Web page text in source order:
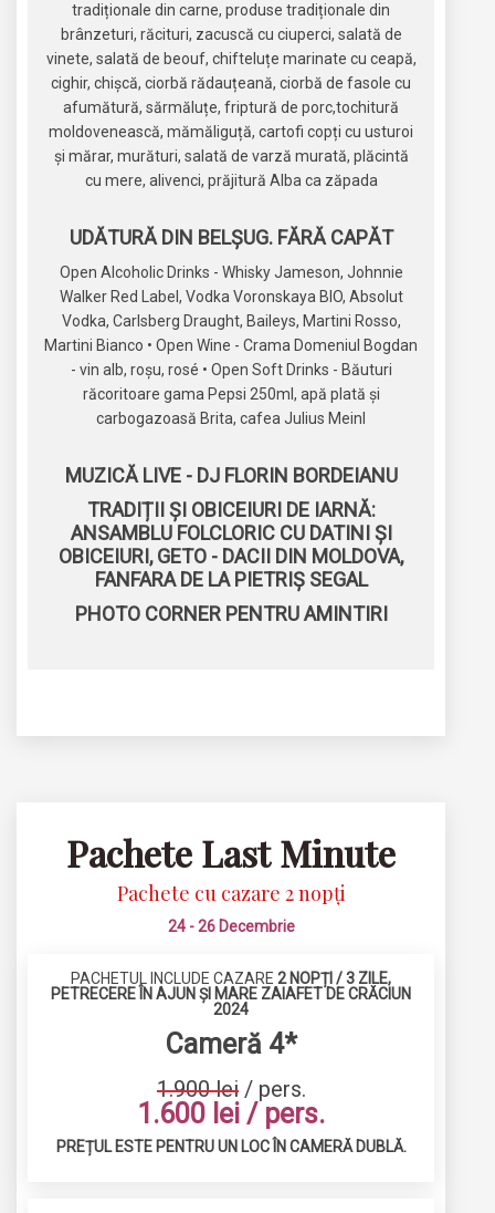
tradiționale din carne, produse tradiționale din
brânzeturi, răcituri, zacuscă cu ciuperci, salată de
vinete, salată de beouf, chifteluțe marinate cu ceapă,
cighir, chișcă, ciorbă rădauțeană, ciorbă de fasole cu
afumătură, sărmăluțe, friptură de porc,tochitură
moldovenească, mămăliguță, cartofi copți cu usturoi
și mărar, murături, salată de varză murată, plăcintă
cu mere, alivenci, prăjitură Alba ca zăpada
UDĂTURĂ DIN BELȘUG. FĂRĂ CAPĂT
Open Alcoholic Drinks - Whisky Jameson, Johnnie
Walker Red Label, Vodka Voronskaya BIO, Absolut
Vodka, Carlsberg Draught, Baileys, Martini Rosso,
Martini Bianco • Open Wine - Crama Domeniul Bogdan
- vin alb, roșu, rosé • Open Soft Drinks - Băuturi
răcoritoare gama Pepsi 250ml, apă plată și
carbogazoasă Brita, cafea Julius Meinl
MUZICĂ LIVE - DJ FLORIN BORDEIANU
TRADIȚII ȘI OBICEIURI DE IARNĂ:
ANSAMBLU FOLCLORIC CU DATINI ȘI
OBICEIURI, GETO - DACII DIN MOLDOVA,
FANFARA DE LA PIETRIȘ SEGAL
PHOTO CORNER PENTRU AMINTIRI
Pachete Last Minute
Pachete cu cazare 2 nopți
24 - 26 Decembrie
PACHETUL INCLUDE CAZARE 2 NOPȚI / 3 ZILE,
PETRECERE ÎN AJUN ȘI MARE ZAIAFET DE CRĂCIUN
2024
Cameră 4*
1.900 lei/ pers.
1.600 lei / pers.
PREȚUL ESTE PENTRU UN LOC ÎN CAMERĂ DUBLĂ.